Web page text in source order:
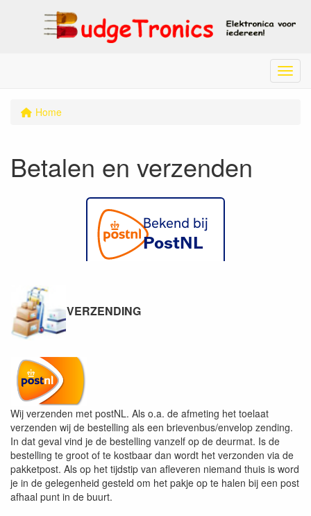
Menu
Home
Betalen en verzenden
VERZENDING
Wij verzenden met postNL. Als o.a. de afmeting het toelaat
verzenden wij de bestelling als een brievenbus/envelop zending.
In dat geval vind je de bestelling vanzelf op de deurmat. Is de
bestelling te groot of te kostbaar dan wordt het verzonden via de
pakketpost. Als op het tijdstip van afleveren niemand thuis is word
je in de gelegenheid gesteld om het pakje op te halen bij een post
afhaal punt in de buurt.